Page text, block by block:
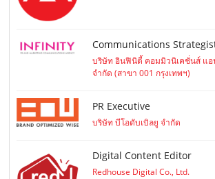
Communications
บริษัท อินฟินิตี้ คอมมิวนิเคชั่นส์ แ
จำกัด (สาขา 001 กรุงเทพฯ)
PR Executive
บริษัท บีโอดับเบิลยู จำกัด
Digital Content Editor
Redhouse Digital Co., Ltd.